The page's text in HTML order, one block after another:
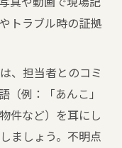
トラブル時の証拠
、担当者とのコミ
（例：「あんこ」
件など）を耳にし
ましょう。不明点